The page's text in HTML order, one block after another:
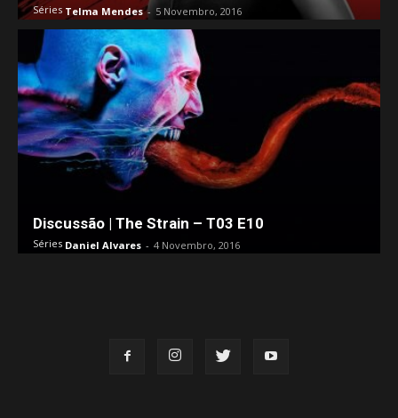
Séries Telma Mendes - 5 Novembro, 2016
Discussão | The Strain – T03 E10
Séries Daniel Alvares - 4 Novembro, 2016